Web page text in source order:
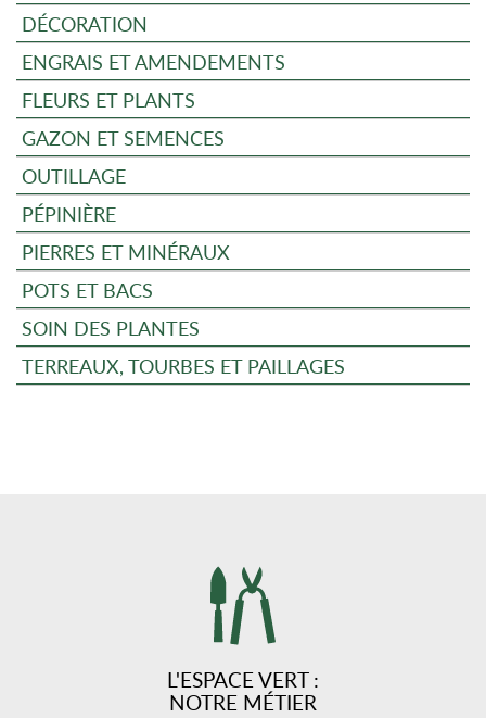
DÉCORATION
ENGRAIS ET AMENDEMENTS
FLEURS ET PLANTS
GAZON ET SEMENCES
OUTILLAGE
PÉPINIÈRE
PIERRES ET MINÉRAUX
POTS ET BACS
SOIN DES PLANTES
TERREAUX, TOURBES ET PAILLAGES
L'ESPACE VERT :
NOTRE MÉTIER